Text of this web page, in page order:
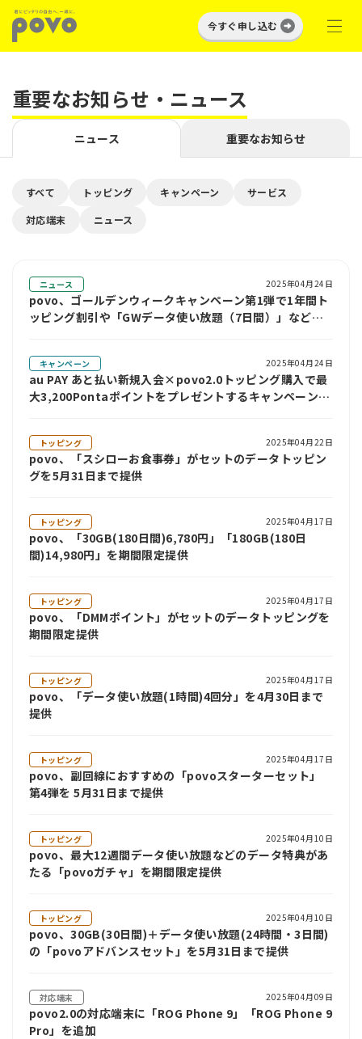
今すぐ申し込む
重要なお知らせ・ニュース
ニュース 重要なお知らせ
すべて トッピング キャンペーン
サービス
対応端末
ニュース
ニュース 2025年04月24日
povo、ゴールデンウィークキャンペーン第1弾で1年間ト
ッピング割引や「GWデータ使い放題（7日間）」などを
キャンペーン 2025年04月24日
au PAY あと払い新規入会×povo2.0トッピング購入で最
大3,200Pontaポイントをプレゼントするキャンペーンを
トッピング 2025年04月22日
povo、「スシローお食事券」がセットのデータトッピン
グを5月31日まで提供
トッピング 2025年04月17日
povo、「30GB(180日間)6,780円」「180GB(180日
間)14,980円」を期間限定提供
トッピング 2025年04月17日
povo、「DMMポイント」がセットのデータトッピングを
期間限定提供
トッピング 2025年04月17日
povo、「データ使い放題(1時間)4回分」を4月30日まで
提供
トッピング 2025年04月17日
povo、副回線におすすめの「povoスターターセット」
第4弾を 5月31日まで提供
トッピング 2025年04月10日
povo、最大12週間データ使い放題などのデータ特典があ
たる「povoガチャ」を期間限定提供
トッピング 2025年04月10日
povo、30GB(30日間)＋データ使い放題(24時間・3日間)
の「povoアドバンスセット」を5月31日まで提供
対応端末 2025年04月09日
povo2.0の対応端末に「ROG Phone 9」「ROG Phone 9
Pro」を追加